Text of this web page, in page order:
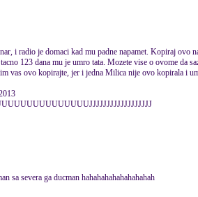
i radio je domaci kad mu padne napamet. Kopiraj ovo
123 dana mu je umro tata. Mozete vise o ovome da
vas ovo kopirajte, jer i jedna Milica nije ovo kopirala i
sa severa ga ducman hahahahahahahahahah